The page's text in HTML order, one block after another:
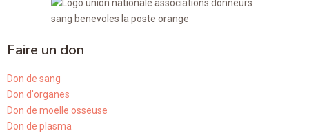
Faire un don
Don de sang
Don d'organes
Don de moelle osseuse
Don de plasma